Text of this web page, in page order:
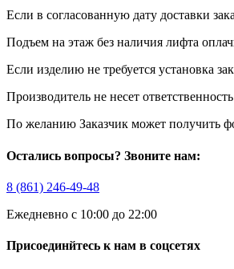
Если в согласованную дату доставки
Подъем на этаж без наличия лифта
Если изделию не требуется установка
Производитель не несет
По желанию Заказчик может получить
Остались вопросы? Звоните нам:
8 (861) 246-49-48
Ежедневно с 10:00 до 22:00
Присоединйтесь к нам в соцсетях